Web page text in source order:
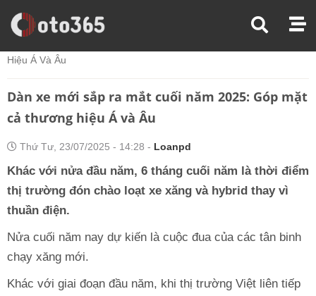
Trang Chủ
Tin Xe
Hiệu Á Và Âu
Dàn xe mới sắp ra mắt cuối năm 2025: Góp mặt
cả thương hiệu Á và Âu
Thứ Tư, 23/07/2025 - 14:28 - Loanpd
Khác với nửa đầu năm, 6 tháng cuối năm là thời điểm
thị trường đón chào loạt xe xăng và hybrid thay vì
thuần điện.
Nửa cuối năm nay dự kiến là cuộc đua của các tân binh
chạy xăng mới.
Khác với giai đoạn đầu năm, khi thị trường Việt liên tiếp